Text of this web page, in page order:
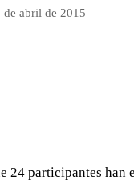
de abril de 2015
24 participantes